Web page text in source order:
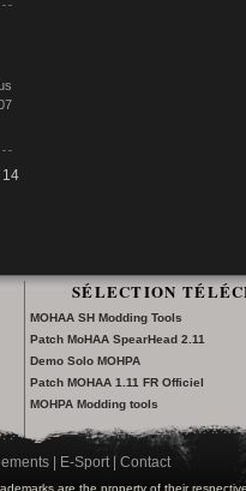
14
SÉLECTION
MOHAA SH Modding Tools
Patch MoHAA SpearHead 2.11
Demo Solo MOHPA
Patch MOHAA 1.11 FR Officiel
MOHPA Modding tools
| E-Sport| Contact
are the property of their